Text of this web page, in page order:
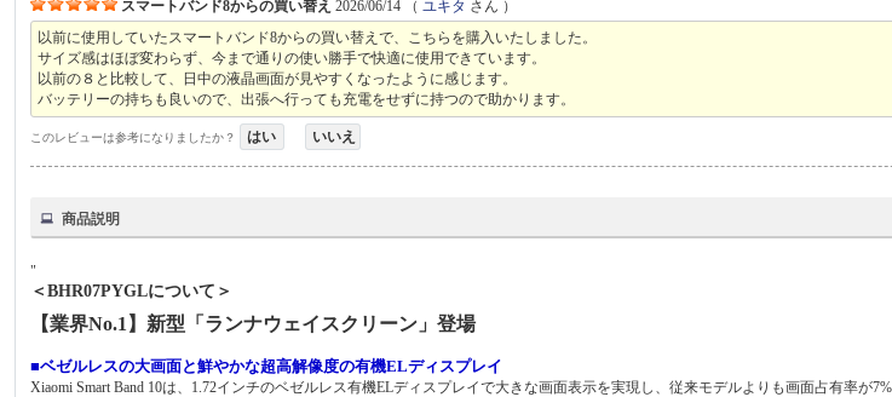
スマートバンド8からの買い替え 2026/06/14 （ユキタ さん ）
以前に使用していたスマートバンド8からの買い替えで、こちらを購入いたしました。
サイズ感はほぼ変わらず、今まで通りの使い勝手で快適に使用できています。
以前の８と比較して、日中の液晶画面が見やすくなったように感じます。
バッテリーの持ちも良いので、出張へ行っても充電をせずに持つので助かります。
このレビューは参考になりましたか？ はい いいえ
商品説明
"
＜BHR07PYGLについて＞
【業界No.1】新型「ランナウェイスクリーン」登場
■ベゼルレスの大画面と鮮やかな超高解像度の有機ELディスプレイ
Xiaomi Smart Band 10は、1.72インチのベゼルレス有機ELディスプレイで大きな画面表示を実現し、従来モデルよりも画面占有率が